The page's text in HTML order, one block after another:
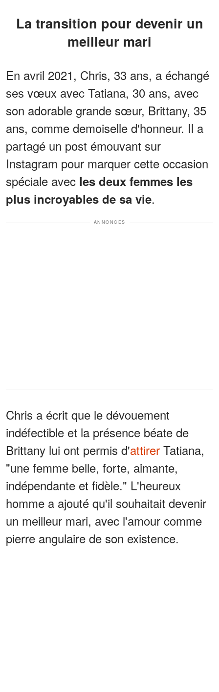
La transition pour devenir un
meilleur mari
En avril 2021, Chris, 33 ans, a échangé
ses vœux avec Tatiana, 30 ans, avec
son adorable grande sœur, Brittany, 35
ans, comme demoiselle d'honneur. Il a
partagé un post émouvant sur
Instagram pour marquer cette occasion
spéciale avec les deux femmes les
plus incroyables de sa vie.
ANNONCES
Chris a écrit que le dévouement
indéfectible et la présence béate de
Brittany lui ont permis d'attirer Tatiana,
"une femme belle, forte, aimante,
indépendante et fidèle." L'heureux
homme a ajouté qu'il souhaitait devenir
un meilleur mari, avec l'amour comme
pierre angulaire de son existence.